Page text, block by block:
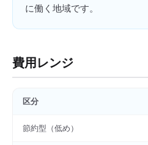
に働く地域です。
費用レンジ
区分
節約型（低め）